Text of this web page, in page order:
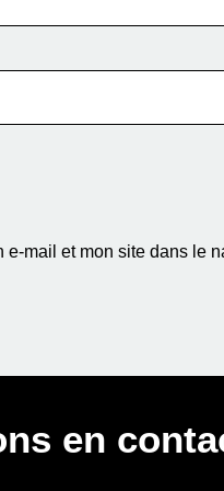
e-mail et mon site dans le
en